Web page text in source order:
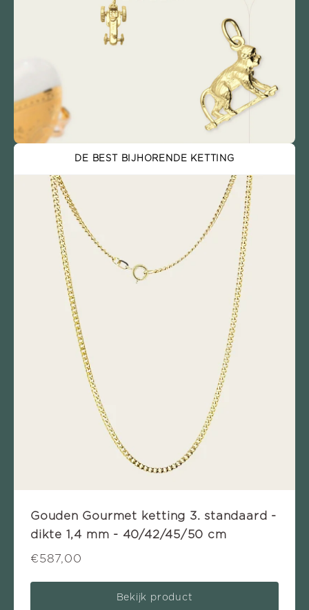
DE BEST BIJHORENDE KETTING
Gouden Gourmet ketting 3. standaard -
dikte 1,4 mm - 40/42/45/50 cm
€587,00
Bekijk product